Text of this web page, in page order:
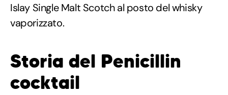
Islay Single Malt Scotch al posto del whisky
vaporizzato.
Storia del Penicillin
cocktail